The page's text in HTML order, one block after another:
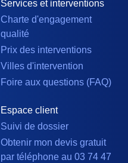
Services et interventions
Charte d'engagement
qualité
Prix des interventions
Villes d'intervention
Foire aux questions (FAQ)
Espace client
Suivi de dossier
Obtenir mon devis gratuit
par téléphone au 03 74 47